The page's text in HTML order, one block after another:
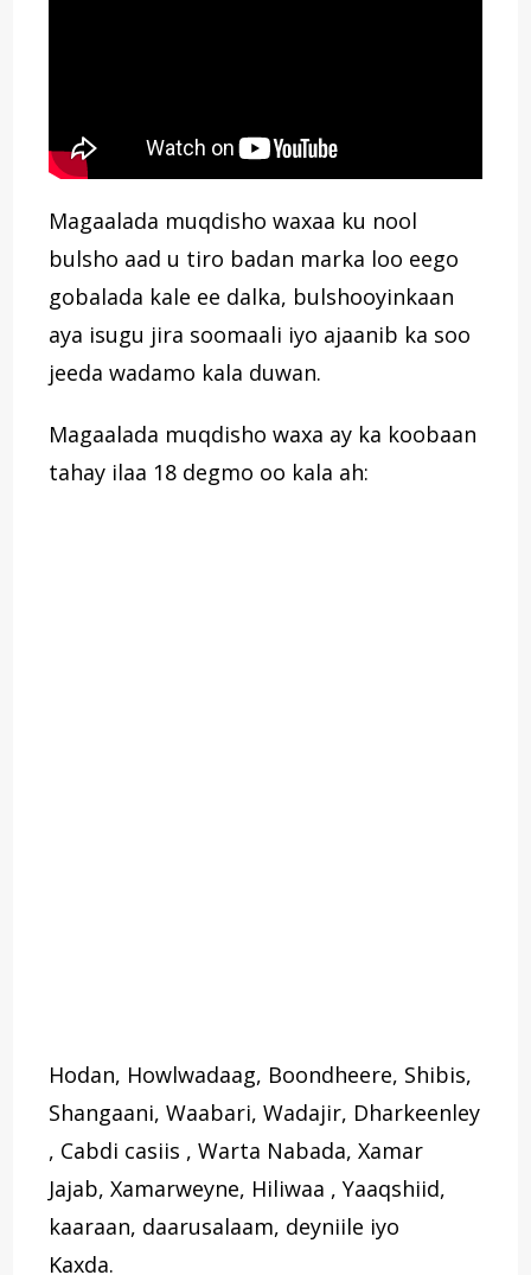
Magaalada muqdisho waxaa ku nool
bulsho aad u tiro badan marka loo eego
gobalada kale ee dalka, bulshooyinkaan
aya isugu jira soomaali iyo ajaanib ka soo
jeeda wadamo kala duwan.
Magaalada muqdisho waxa ay ka koobaan
tahay ilaa 18 degmo oo kala ah:
Hodan, Howlwadaag, Boondheere, Shibis,
Shangaani, Waabari, Wadajir, Dharkeenley
, Cabdi casiis , Warta Nabada, Xamar
Jajab, Xamarweyne, Hiliwaa , Yaaqshiid,
kaaraan, daarusalaam, deyniile iyo
Kaxda.